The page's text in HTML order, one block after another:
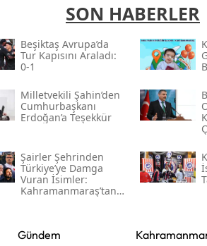
SON HABERLER
Beşiktaş Avrupa’da
Tur Kapısını Araladı:
0-1
Milletvekili Şahin’den
Cumhurbaşkanı
Erdoğan’a Teşekkür
Şairler Şehrinden
Türkiye’ye Damga
Vuran İsimler:
Kahramanmaraş’tan
Gündem